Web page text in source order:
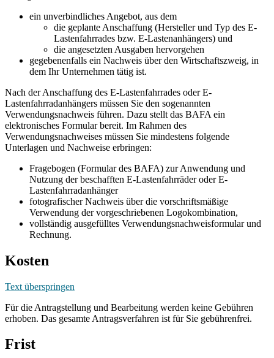
ein unverbindliches Angebot, aus dem
die geplante Anschaffung (Hersteller und Typ des E-
Lastenfahrrades bzw. E-Lastenanhängers) und
die angesetzten Ausgaben hervorgehen
gegebenenfalls ein Nachweis über den Wirtschaftszweig, in
dem Ihr Unternehmen tätig ist.
Nach der Anschaffung des E-Lastenfahrrades oder E-
Lastenfahrradanhängers müssen Sie den sogenannten
Verwendungsnachweis führen. Dazu stellt das BAFA ein
elektronisches Formular bereit. Im Rahmen des
Verwendungsnachweises müssen Sie mindestens folgende
Unterlagen und Nachweise erbringen:
­Fragebogen (Formular des BAFA) zur Anwendung und
Nutzung der beschafften E-Lastenfahrräder oder E-
Lastenfahrradanhänger
­fotografischer Nachweis über die vorschriftsmäßige
Verwendung der vorgeschriebenen Logokombination,
­vollständig ausgefülltes Verwendungsnachweisformular und
Rechnung.
Kosten
Text überspringen
Für die Antragstellung und Bearbeitung werden keine Gebühren
erhoben. Das gesamte Antragsverfahren ist für Sie gebührenfrei.
Frist